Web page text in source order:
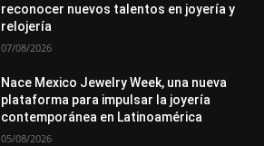
Más
reconocer nuevos talentos en joyería y
relojería
07/08/2026
Nace Mexico Jewelry Week, una nueva
plataforma para impulsar la joyería
contemporánea en Latinoamérica
05/08/2026